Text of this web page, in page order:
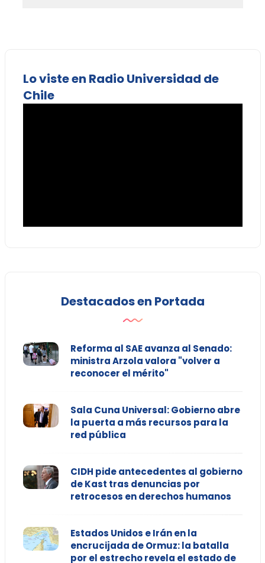
Lo viste en Radio Universidad de
Chile
Destacados en Portada
Reforma al SAE avanza al Senado:
ministra Arzola valora "volver a
reconocer el mérito"
Sala Cuna Universal: Gobierno abre
la puerta a más recursos para la
red pública
CIDH pide antecedentes al gobierno
de Kast tras denuncias por
retrocesos en derechos humanos
Estados Unidos e Irán en la
encrucijada de Ormuz: la batalla
por el estrecho revela el estado de